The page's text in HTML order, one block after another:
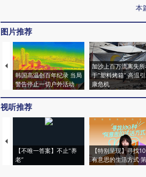
本
图片推荐
韩国高温创百年纪录 当局
警告停止一切户外活动
加沙上百万流离失所
于“塑料烤箱” 高温
康危机
视听推荐
【不唯一答案】不止“养
老”
【特别呈现】寻找
有意思的生活方式·